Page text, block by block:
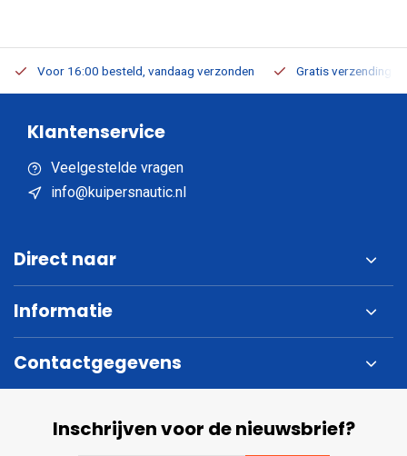
Voor 16:00 besteld, vandaag verzonden Gratis verzending
Klantenservice
Veelgestelde vragen
info@kuipersnautic.nl
Direct naar
Informatie
Contactgegevens
Inschrijven voor de nieuwsbrief?